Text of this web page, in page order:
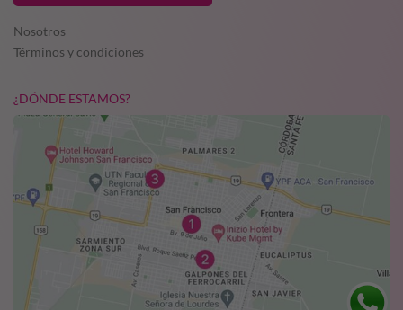
Nosotros
Términos y condiciones
¿DÓNDE ESTAMOS?